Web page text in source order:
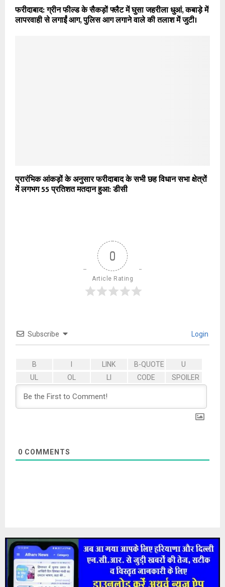
फरीदाबाद: ग्रीन फील्ड के सैकड़ों फ्लैट में घुसा जहरीला धुआं, कबाड़े में
लापरवाही से लगाईं आग, पुलिस आग लगाने वाले की तलाश में जुटी।
प्रारंभिक आंकड़ों के अनुसार फरीदाबाद के सभी छह विधान सभा क्षेत्रों
में लगभग 55 प्रतिशत मतदान हुआ: डीसी
0
Article Rating
Subscribe Login
0 COMMENTS